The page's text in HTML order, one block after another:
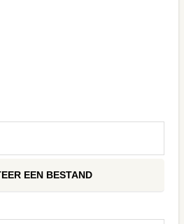
EEN BESTAND